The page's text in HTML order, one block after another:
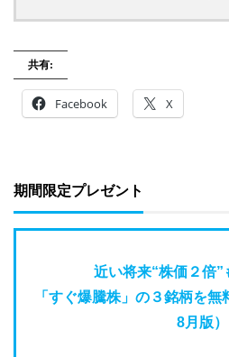
共有:
Facebook X
期間限定プレゼント
近い将来“株価２倍”
「すぐ爆騰株」の３銘柄を
8月版）